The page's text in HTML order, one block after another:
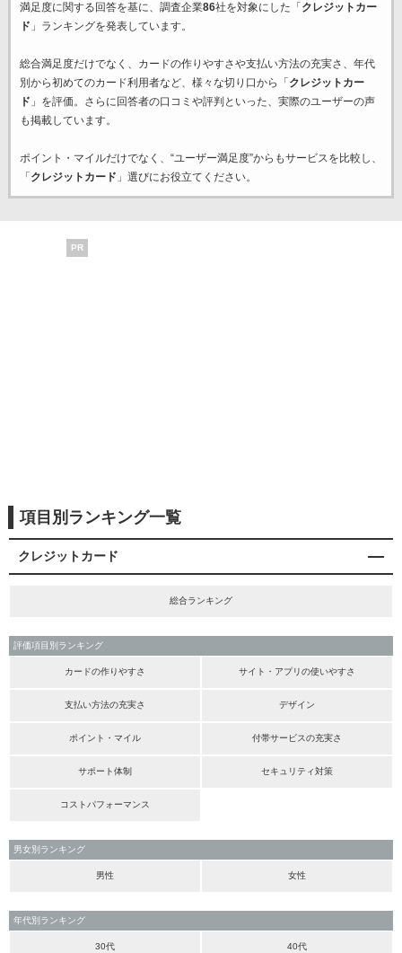
満足度に関する回答を基に、調査企業86社を対象にした「 クレジットカー
ド 」ランキングを発表しています。
総合満足度だけでなく、カードの作りやすさや支払い方法の充実さ、年代
別から初めてのカード利用者など、様々な切り口から「 クレジットカー
ド 」を評価。さらに回答者の口コミや評判といった、実際のユーザーの声
も掲載しています。
ポイント・マイルだけでなく、“ユーザー満足度”からもサービスを比較し、
「 クレジットカード 」選びにお役立てください。
PR
項目別ランキング一覧
クレジットカード
総合ランキング
評価項目別ランキング
カードの作りやすさ サイト・アプリの使いやすさ
支払い方法の充実さ デザイン
ポイント・マイル 付帯サービスの充実さ
サポート体制 セキュリティ対策
コストパフォーマンス
男女別ランキング
男性 女性
年代別ランキング
30代 40代